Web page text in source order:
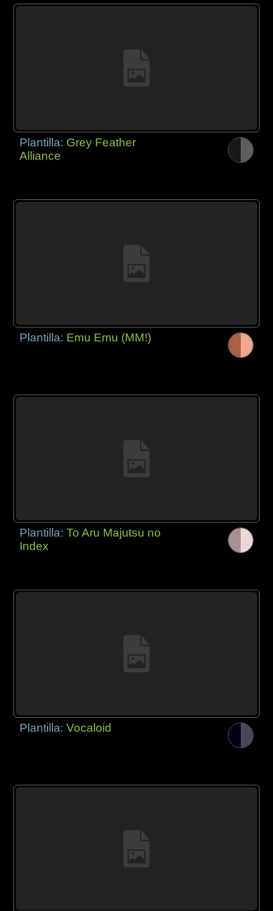
Plantilla: Grey Feather
Alliance
Plantilla: Emu Emu (MM!)
Plantilla:To Aru Majutsu no
Index
Plantilla:Vocaloid